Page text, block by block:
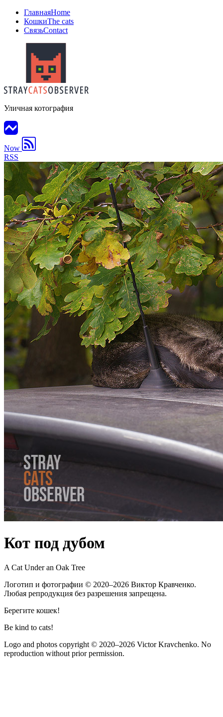
ГлавнаяHome
КошкиThe cats
СвязьContact
Уличная котография
Now
RSS
Кот под дубом
A Cat Under an Oak Tree
Логотип и фотографии © 2020–2026 Виктор Кравченко.
Любая репродукция без разрешения запрещена.
Берегите кошек!
Be kind to cats!
Logo and photos copyright © 2020–2026 Victor Kravchenko. No
reproduction without prior permission.